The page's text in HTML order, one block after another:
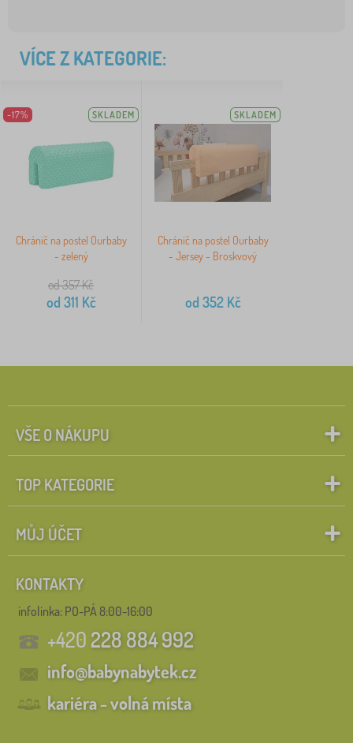
VÍCE Z KATEGORIE:
-17% SKLADEM
Chránič na postel Ourbaby
- zelený
od 357Kč
od 311 Kč
SKLADEM
Chránič na postel Ourbaby
- Jersey - Broskvový
od 352Kč
VŠE O NÁKUPU
TOP KATEGORIE
MŮJ ÚČET
KONTAKTY
infolinka: PO-PÁ 8:00-16:00
+420228 884 992
info@babynabytek.cz
kariéra - volná místa